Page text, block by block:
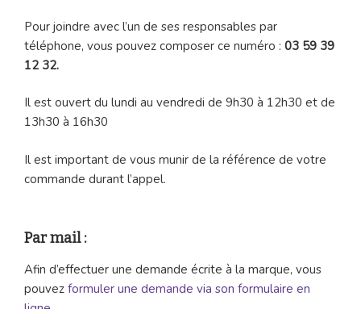
Pour joindre avec l’un de ses responsables par
téléphone, vous pouvez composer ce numéro : 03 59 39
12 32.
Il est ouvert du lundi au vendredi de 9h30 à 12h30 et de
13h30 à 16h30
Il est important de vous munir de la référence de votre
commande durant l’appel.
Par mail :
Afin d’effectuer une demande écrite à la marque, vous
pouvez formuler une demande via son formulaire en